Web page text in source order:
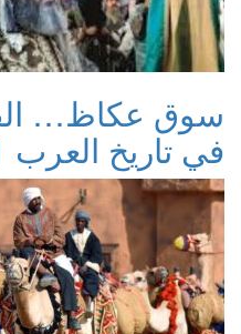
سوق عكاظ…
في تاريخ العرب 1\2